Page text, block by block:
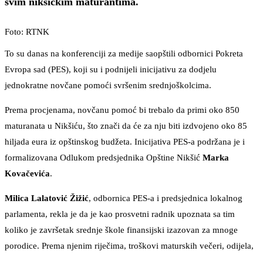
Foto: RTNK
To su danas na konferenciji za medije saopštili odbornici Pokreta
Evropa sad (PES), koji su i podnijeli inicijativu za dodjelu
jednokratne novčane pomoći svršenim srednjoškolcima.
Prema procjenama, novčanu pomoć bi trebalo da primi oko 850
maturanata u Nikšiću, što znači da će za nju biti izdvojeno oko 85
hiljada eura iz opštinskog budžeta. Inicijativa PES-a podržana je i
formalizovana Odlukom predsjednika Opštine Nikšić Marka
Kovačevića.
Milica Lalatović Žižić, odbornica PES-a i predsjednica lokalnog
parlamenta, rekla je da je kao prosvetni radnik upoznata sa tim
koliko je završetak srednje škole finansijski izazovan za mnoge
porodice. Prema njenim riječima, troškovi maturskih večeri, odijela,